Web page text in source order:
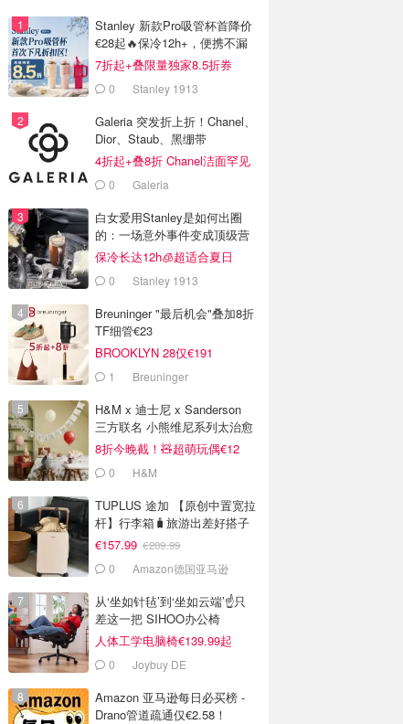
Stanley 新款Pro吸管杯首降价
€28起🔥保冷12h+，便携不漏
水
7折起+叠限量独家8.5折券
0 Stanley 1913
Galeria 突发折上折！Chanel、
Dior、Staub、黑绷带
4折起+叠8折 Chanel洁面罕见
€430 Galeria
白女爱用Stanley是如何出圈
的：一场意外事件变成顶级营
销案例
保冷长达12h🧊超适合夏日
0 Stanley 1913
Breuninger "最后机会"叠加8折
TF细管€23
BROOKLYN 28仅€191
1 Breuninger
H&M x 迪士尼 x Sanderson
三方联名 小熊维尼系列太治愈
8折今晚截！🧸超萌玩偶€12
0 H&M
TUPLUS 途加 【原创中置宽拉
杆】行李箱🧳旅游出差好搭子
€157.99 €209.99
0 Amazon德国亚马逊
从‘坐如针毡’到‘坐如云端’☝️只
差这一把 SIHOO办公椅
人体工学电脑椅€139.99起
0 Joybuy DE
Amazon 亚马逊每日必买榜 -
Drano管道疏通仅€2.58！